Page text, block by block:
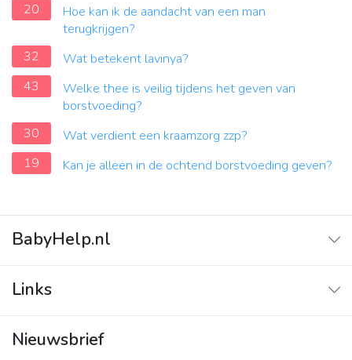
20
Hoe kan ik de aandacht van een man
terugkrijgen?
32
Wat betekent lavinya?
43
Welke thee is veilig tijdens het geven van
borstvoeding?
30
Wat verdient een kraamzorg zzp?
19
Kan je alleen in de ochtend borstvoeding geven?
BabyHelp.nl
Vraag & Antwoord
Links
Contact
Nieuwsbrief